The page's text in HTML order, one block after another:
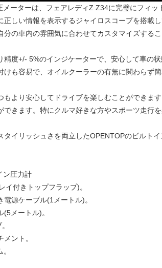
ーターは、フェアレディZ Z34に完璧にフィッ
しい情報を表示するジャイロスコープを搭載
の車内の雰囲気に合わせてカスタマイズするこ
精度+/- 5%のインジケーターで、安心して車の
も容易で、オイルクーラーの有無に関わらず簡
もより安心してドライブを楽しむことができま
できます。特にクルマ好きな方やスポーツ走行
イリッシュさを両立したOPENTOPのビルト
圧力計
イ付きトップフラップ)。
ケーブル(1メートル)。
メートル)。
ント。